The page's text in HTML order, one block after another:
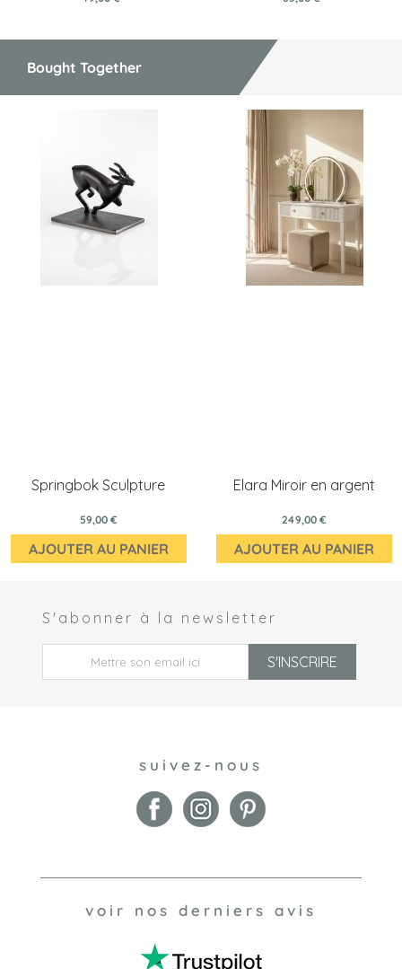
Bought Together
Springbok Sculpture
59,00 €
AJOUTER AU PANIER
Elara Miroir en argent
249,00 €
AJOUTER AU PANIER
S'abonner à la newsletter
S'INSCRIRE
suivez-nous
voir nos derniers avis